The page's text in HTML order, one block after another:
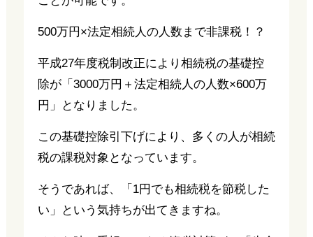
500万円×法定相続人の人数まで非課税！？
平成27年度税制改正により相続税の基礎控
除が「3000万円＋法定相続人の人数×600万
円」となりました。
この基礎控除引下げにより、多くの人が相続
税の課税対象となっています。
そうであれば、「1円でも相続税を節税した
い」という気持ちが出てきますね。